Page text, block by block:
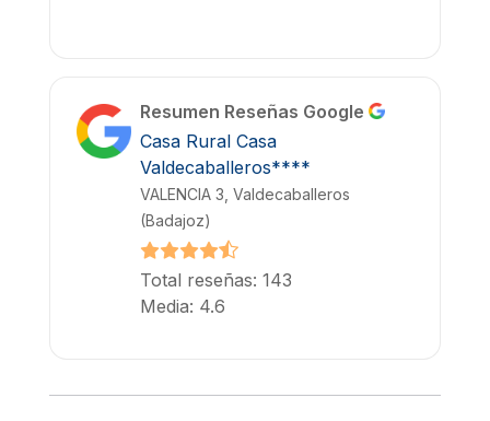
Resumen Reseñas Google
Casa Rural Casa
Valdecaballeros****
VALENCIA 3, Valdecaballeros
(Badajoz)
Total reseñas: 143
Media: 4.6